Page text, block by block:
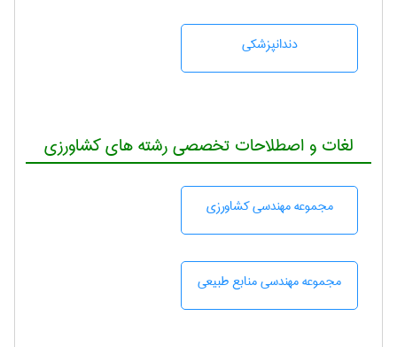
دندانپزشكی
لغات و اصطلاحات تخصصی رشته های کشاورزی
مجموعه مهندسی كشاورزی
مجموعه مهندسی منابع طبيعی